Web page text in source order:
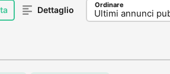
Dettaglio Ordinare